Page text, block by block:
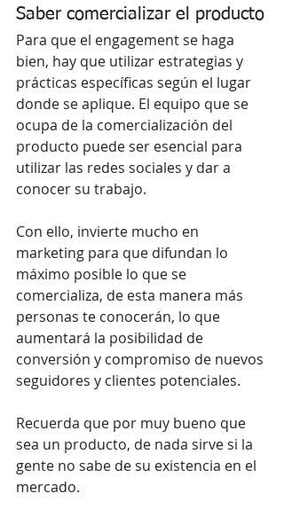
Saber comercializar el producto
Para que el engagement se haga
bien, hay que utilizar estrategias y
prácticas específicas según el lugar
donde se aplique. El equipo que se
ocupa de la comercialización del
producto puede ser esencial para
utilizar las redes sociales y dar a
conocer su trabajo.
Con ello, invierte mucho en
marketing para que difundan lo
máximo posible lo que se
comercializa, de esta manera más
personas te conocerán, lo que
aumentará la posibilidad de
conversión y compromiso de nuevos
seguidores y clientes potenciales.
Recuerda que por muy bueno que
sea un producto, de nada sirve si la
gente no sabe de su existencia en el
mercado.